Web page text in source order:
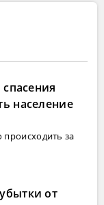
население
за
от